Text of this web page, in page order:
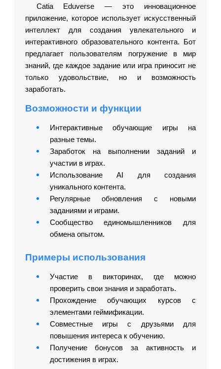
Catia Eduverse — это инновационное
приложение, которое использует искусственный
интеллект для создания увлекательного и
интерактивного образовательного контента. Бот
предлагает пользователям погружение в мир
знаний, где каждое задание или игра приносит не
только удовольствие, но и возможность
заработать.
Возможности и функции
Интерактивные обучающие игры на
разные темы.
Заработок на выполнении заданий и
участии в играх.
Использование AI для создания
уникального контента.
Регулярные обновления с новыми
заданиями и играми.
Сообщество единомышленников для
обмена опытом.
Примеры использования
Участие в викторинах, где можно
проверить свои знания и заработать.
Прохождение обучающих курсов с
элементами геймификации.
Совместные игры с друзьями для
повышения интереса к обучению.
Получение бонусов за активность и
достижения в играх.